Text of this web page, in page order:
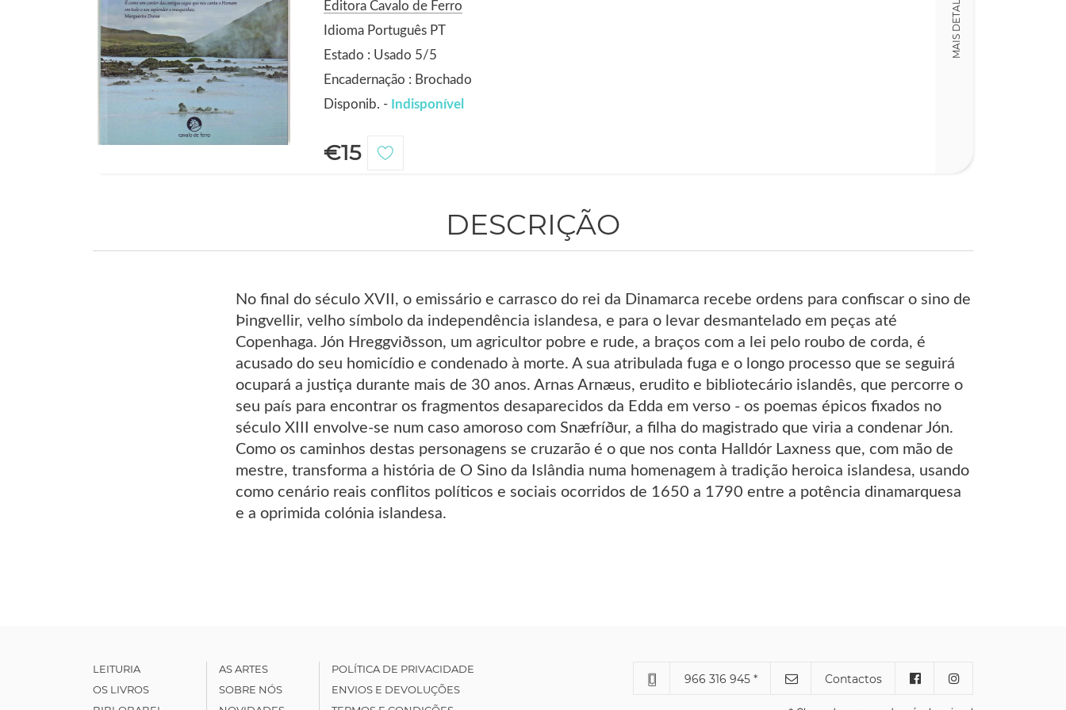
Editora Cavalo de Ferro
Idioma Português PT
Estado : Usado 5/5
Encadernação : Brochado
Disponib. - Indisponível
€15
MAIS DETALHES
DESCRIÇÃO
No final do século XVII, o emissário e carrasco do rei da Dinamarca recebe ordens para confiscar o sino de
Þingvellir, velho símbolo da independência islandesa, e para o levar desmantelado em peças até
Copenhaga. Jón Hreggviðsson, um agricultor pobre e rude, a braços com a lei pelo roubo de corda, é
acusado do seu homicídio e condenado à morte. A sua atribulada fuga e o longo processo que se seguirá
ocupará a justiça durante mais de 30 anos. Arnas Arnæus, erudito e bibliotecário islandês, que percorre o
seu país para encontrar os fragmentos desaparecidos da Edda em verso - os poemas épicos fixados no
século XIII envolve-se num caso amoroso com Snæfríður, a filha do magistrado que viria a condenar Jón.
Como os caminhos destas personagens se cruzarão é o que nos conta Halldór Laxness que, com mão de
mestre, transforma a história de O Sino da Islândia numa homenagem à tradição heroica islandesa, usando
como cenário reais conflitos políticos e sociais ocorridos de 1650 a 1790 entre a potência dinamarquesa
e a oprimida colónia islandesa.
LEITURIA
OS LIVROS
AS ARTES
SOBRE NÓS
POLÍTICA DE PRIVACIDADE
ENVIOS E DEVOLUÇÕES
966 316 945 * Contactos